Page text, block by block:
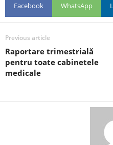
Facebook WhatsApp
Previous article
Raportare trimestrială
pentru toate cabinetele
medicale